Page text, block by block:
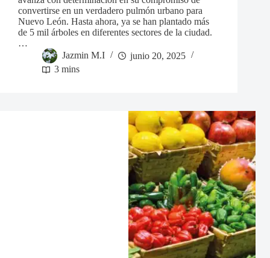
convertirse en un verdadero pulmón urbano para
Nuevo León. Hasta ahora, ya se han plantado más
de 5 mil árboles en diferentes sectores de la ciudad.
…
Jazmin M.I
junio 20, 2025
3 mins